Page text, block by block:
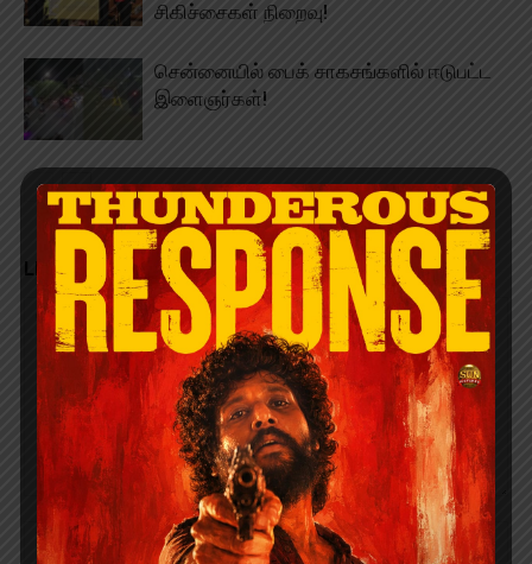
சிகிச்சைகள் நிறைவு!
சென்னையில் பைக் சாகசங்களில் ஈடுபட்ட
இளைஞர்கள்!
LEAVE A REPLY